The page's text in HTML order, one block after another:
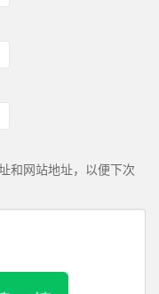
和网站地址，以便下次